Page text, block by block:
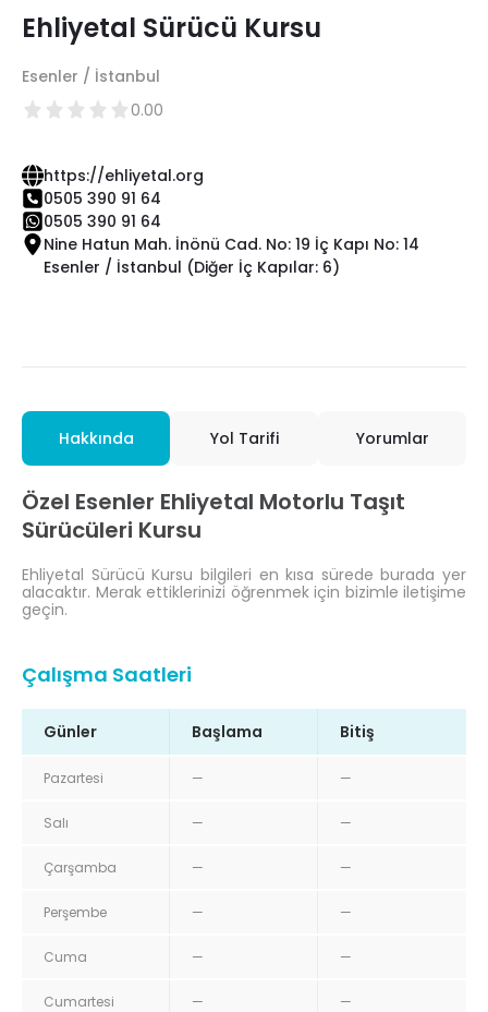
Ehliyetal Sürücü Kursu
Esenler / İstanbul
0.00
https://ehliyetal.org
0505 390 91 64
0505 390 91 64
Nine Hatun Mah. İnönü Cad. No: 19 İç Kapı No: 14
Esenler / İstanbul (Diğer İç Kapılar: 6)
Hakkında Yol Tarifi Yorumlar
Özel Esenler Ehliyetal Motorlu Taşıt
Sürücüleri Kursu
Ehliyetal Sürücü Kursu bilgileri en kısa sürede burada yer
alacaktır. Merak ettiklerinizi öğrenmek için bizimle iletişime
geçin.
Çalışma Saatleri
Günler Başlama Bitiş
Pazartesi — —
Salı — —
Çarşamba — —
Perşembe — —
Cuma — —
Cumartesi — —